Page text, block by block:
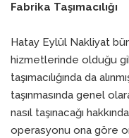
Fabrika Taşımacılığı
Hatay Eylül Nakliyat
hizmetlerinde olduğu
taşımacılığında da
taşınmasında genel
nasıl taşınacağı
operasyonu ona göre